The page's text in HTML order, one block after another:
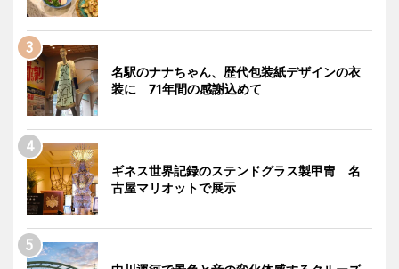
名駅のナナちゃん、歴代包装紙デザインの衣
装に 71年間の感謝込めて
ギネス世界記録のステンドグラス製甲冑 名
古屋マリオットで展示